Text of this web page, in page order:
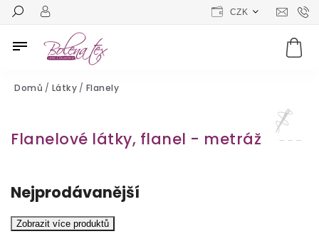
CZK
Domů / Látky / Flanely
Flanelové látky, flanel - metráž
Nejprodávanější
Zobrazit více produktů